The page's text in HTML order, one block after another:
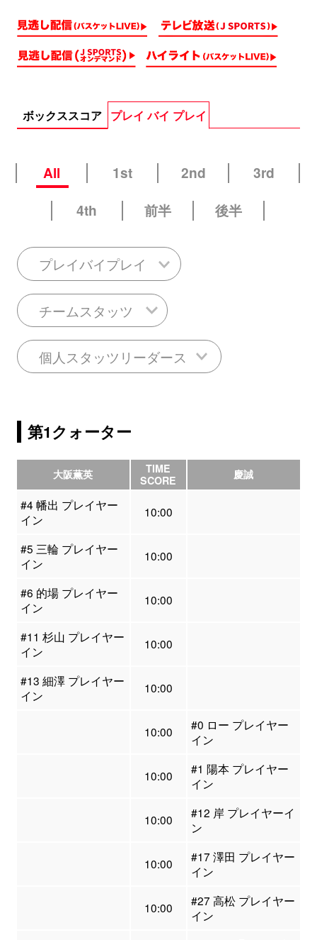
ボックススコア プレイ バイ プレイ
All 1st 2nd
3rd
4th
前半 後半
プレイバイプレイ
チームスタッツ
個人スタッツリーダース
第1クォーター
大阪薫英
TIME
SCORE
慶誠
#4 幡出 プレイヤー
イン
10:00
#5 三輪 プレイヤー
イン
10:00
#6 的場 プレイヤー
イン
10:00
#11 杉山 プレイヤー
イン
10:00
#13 細澤 プレイヤー
イン
10:00
10:00
#0 ロー プレイヤー
イン
10:00
#1 陽本 プレイヤー
イン
10:00
#12 岸 プレイヤーイ
ン
10:00
#17 澤田 プレイヤー
イン
10:00
#27 高松 プレイヤー
イン